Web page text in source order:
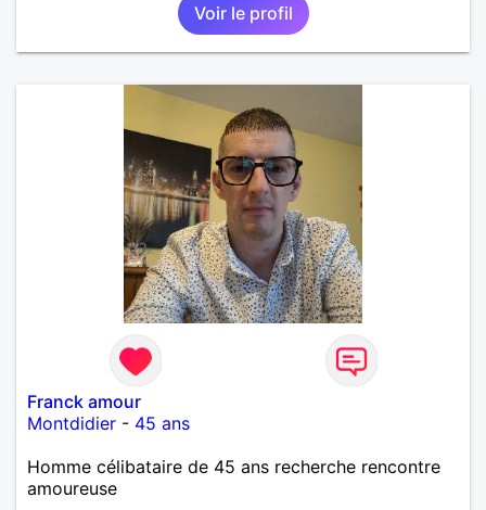
Voir le profil
Franck amour
Montdidier - 45 ans
Homme célibataire de 45 ans recherche rencontre
amoureuse